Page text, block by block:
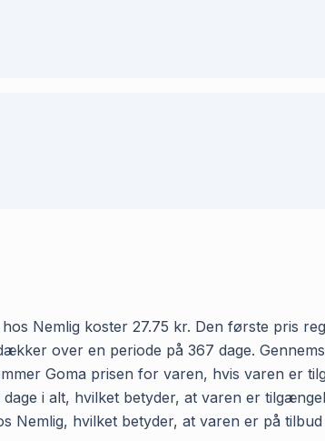
Nemlig koster 27.75 kr. Den første pris
over en periode på 367 dage.
Goma prisen for varen, hvis varen er
dage i alt, hvilket betyder, at varen er
Nemlig, hvilket betyder, at varen er på